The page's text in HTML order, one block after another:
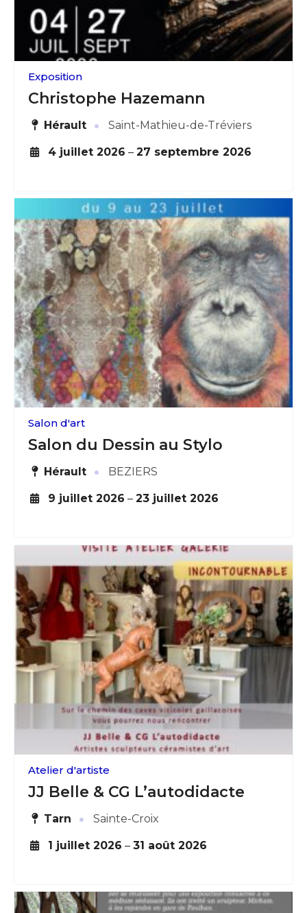
Adresse email*
Nom
Prénom
J'accepte les termes et conditions
* Champ obligatoire
Adresse email*
Nom
Statut / Organisation
J'accepte lestermes et conditions
* Champ obligatoire
Exposition
Christophe Hazemann
Hérault · Saint-Mathieu-de-Tréviers
4 juillet 2026 – 27 septembre 2026
Salon d'art
Salon du Dessin au Stylo
Hérault · BEZIERS
9 juillet 2026 – 23 juillet 2026
Atelier d'artiste
JJ Belle & CG L’autodidacte
Tarn · Sainte-Croix
1 juillet 2026 – 31 août 2026